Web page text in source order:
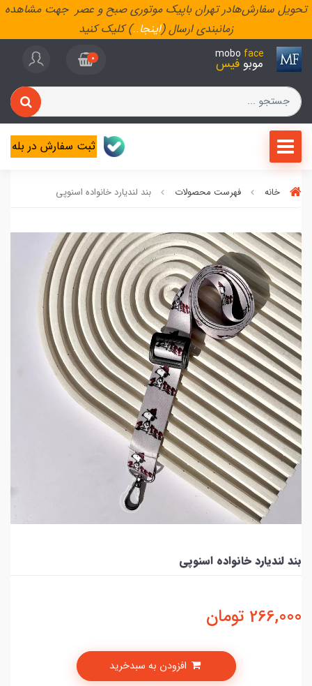
تحویل سفارش‌هادر تهران باپیک موتوری صبح و عصر جهت مشاهده
زمانبندی ارسال (اینجا..) کلیک کنید
mobo face
موبو فیس 0
ثبت سفارش در بله
خانه فهرست محصولات بند لندیارد خانواده اسنوپی
بند لندیارد خانواده اسنوپی
266,000 تومان